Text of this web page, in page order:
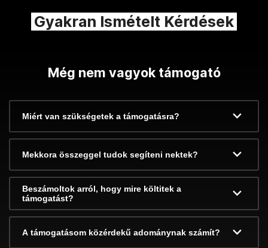
Gyakran Ismételt Kérdések
Még nem vagyok támogató
Miért van szükségetek a támogatásra?
Mekkora összeggel tudok segíteni nektek?
Beszámoltok arról, hogy mire költitek a
támogatást?
A támogatásom közérdekű adománynak számít?